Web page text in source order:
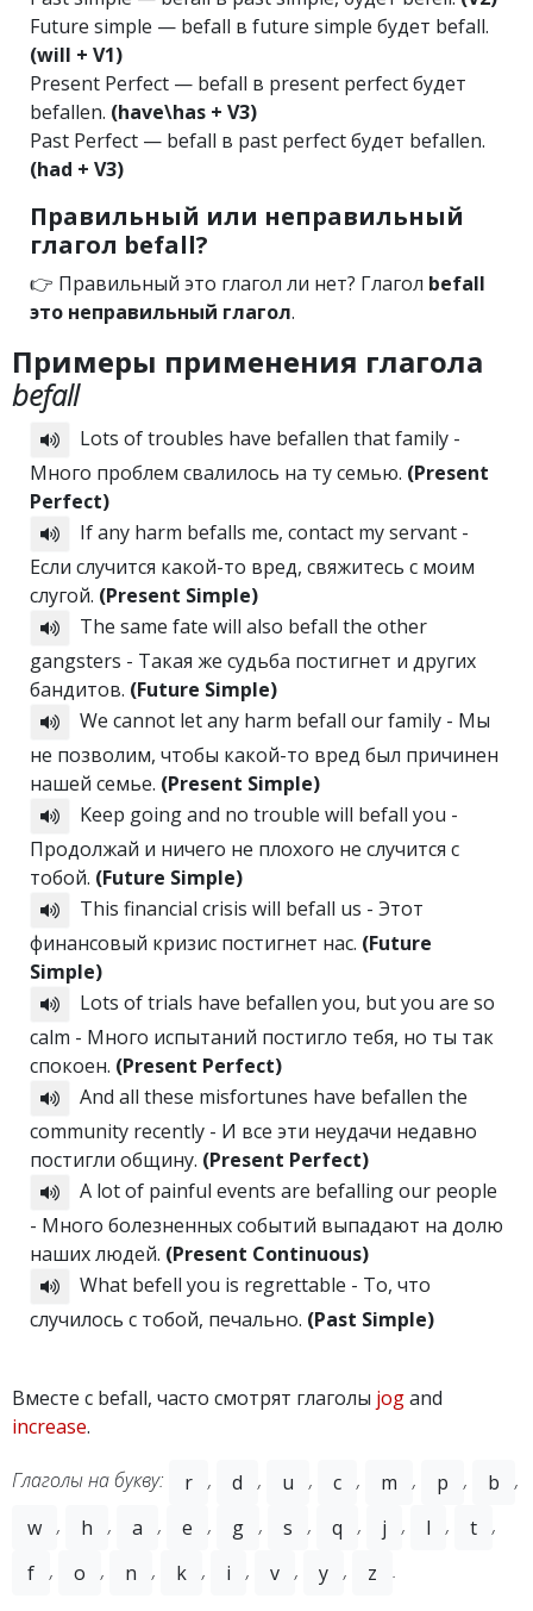
Future simple — befall в future simple будет befall.
(will + V1)
Present Perfect — befall в present perfect будет
befallen. (have\has + V3)
Past Perfect — befall в past perfect будет befallen.
(had + V3)
Правильный или неправильный
глагол befall?
👉 Правильный это глагол ли нет? Глагол befall
это неправильный глагол.
Примеры применения глагола
befall
Lots of troubles have befallen that family -
Много проблем свалилось на ту семью. (Present
Perfect)
If any harm befalls me, contact my servant -
Если случится какой-то вред, свяжитесь с моим
слугой. (Present Simple)
The same fate will also befall the other
gangsters - Такая же судьба постигнет и других
бандитов. (Future Simple)
We cannot let any harm befall our family - Мы
не позволим, чтобы какой-то вред был причинен
нашей семье. (Present Simple)
Keep going and no trouble will befall you -
Продолжай и ничего не плохого не случится с
тобой. (Future Simple)
This financial crisis will befall us - Этот
финансовый кризис постигнет нас. (Future
Simple)
Lots of trials have befallen you, but you are so
calm - Много испытаний постигло тебя, но ты так
спокоен. (Present Perfect)
And all these misfortunes have befallen the
community recently - И все эти неудачи недавно
постигли общину. (Present Perfect)
A lot of painful events are befalling our people
- Много болезненных событий выпадают на долю
наших людей. (Present Continuous)
What befell you is regrettable - То, что
случилось с тобой, печально. (Past Simple)
Вместе с befall, часто смотрят глаголы jogand
increase.
Глаголы на букву: r , d , u , c , m , p , b
,
w , h , a , e , g , s , q , j , l , t ,
f , o , n , k , i , v , y , z .